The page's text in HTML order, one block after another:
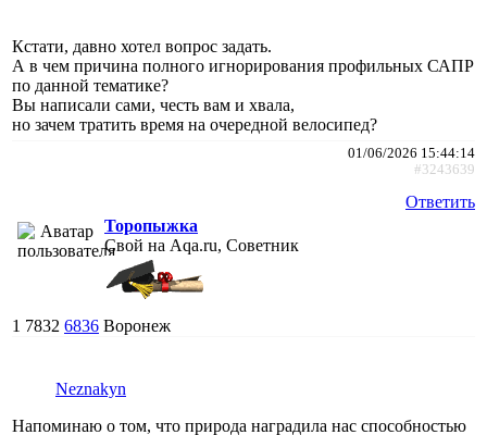
Кстати, давно хотел вопрос задать.
А в чем причина полного игнорирования профильных САПР
по данной тематике?
Вы написали сами, честь вам и хвала,
но зачем тратить время на очередной велосипед?
01/06/2026 15:44:14
#3243639
Ответить
Торопыжка
Свой на Aqa.ru, Советник
1 7832 6836 Воронеж
Neznakyn
Напоминаю о том, что природа наградила нас способностью